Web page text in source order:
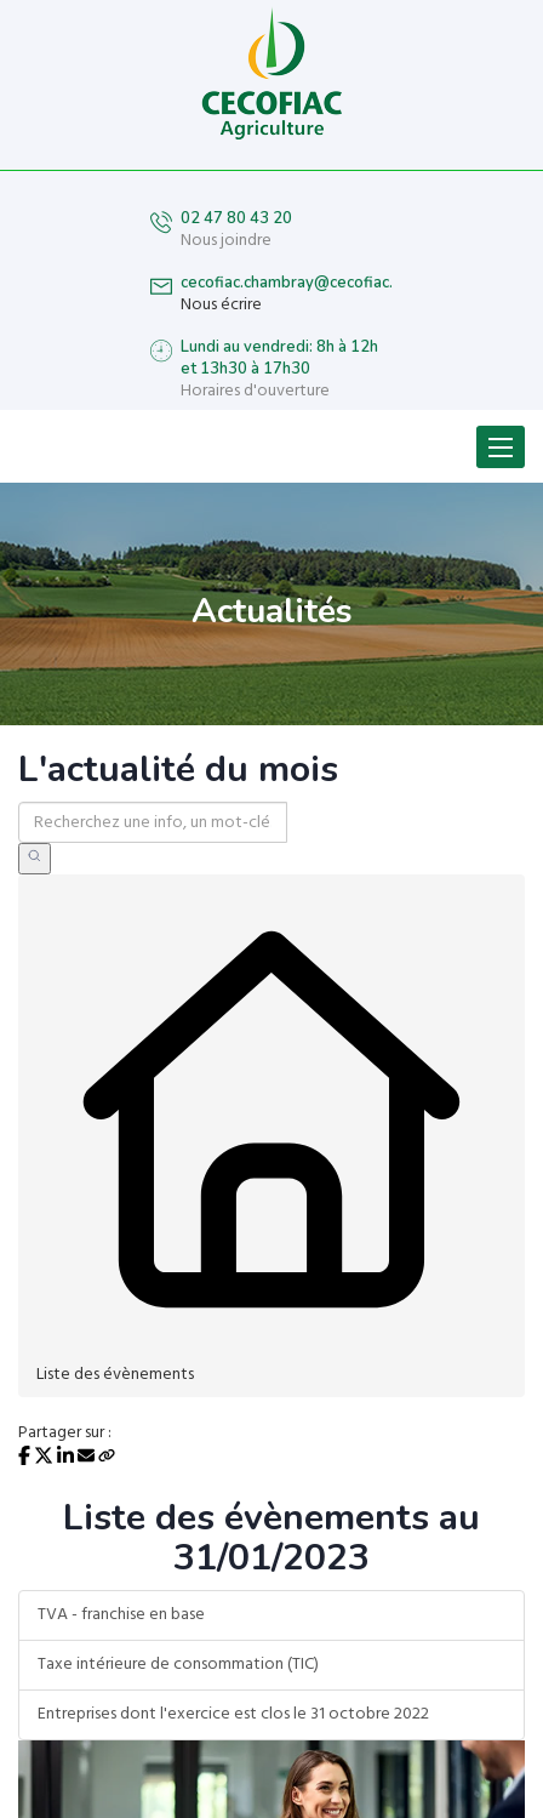
02 47 80 43 20
Nous joindre
cecofiac.chambray@cecofiac.fr
Nous écrire
Lundi au vendredi: 8h à 12h
et 13h30 à 17h30
Horaires d'ouverture
Menu
Actualités
L'actualité du mois
Liste des évènements
Partager sur :
Liste des évènements au
31/01/2023
TVA - franchise en base
Taxe intérieure de consommation (TIC)
Entreprises dont l'exercice est clos le 31 octobre 2022